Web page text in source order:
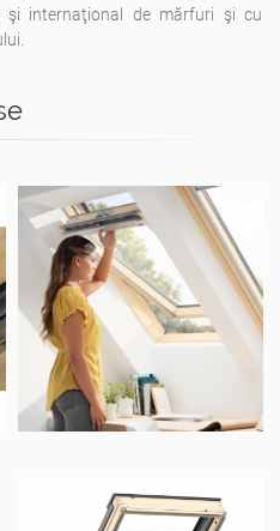
internaţional de mărfuri şi cu